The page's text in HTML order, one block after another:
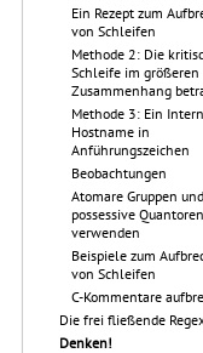
Ein Rezept zum
von Schleifen
Methode 2: Die
Schleife im größeren
Zusammenhang
Methode 3: Ein
Hostname in
Anführungszeichen
Beobachtungen
Atomare Gruppen und
possessive Quantoren
verwenden
Beispiele zum
von Schleifen
C-Kommentare
Die frei fließende
Denken!